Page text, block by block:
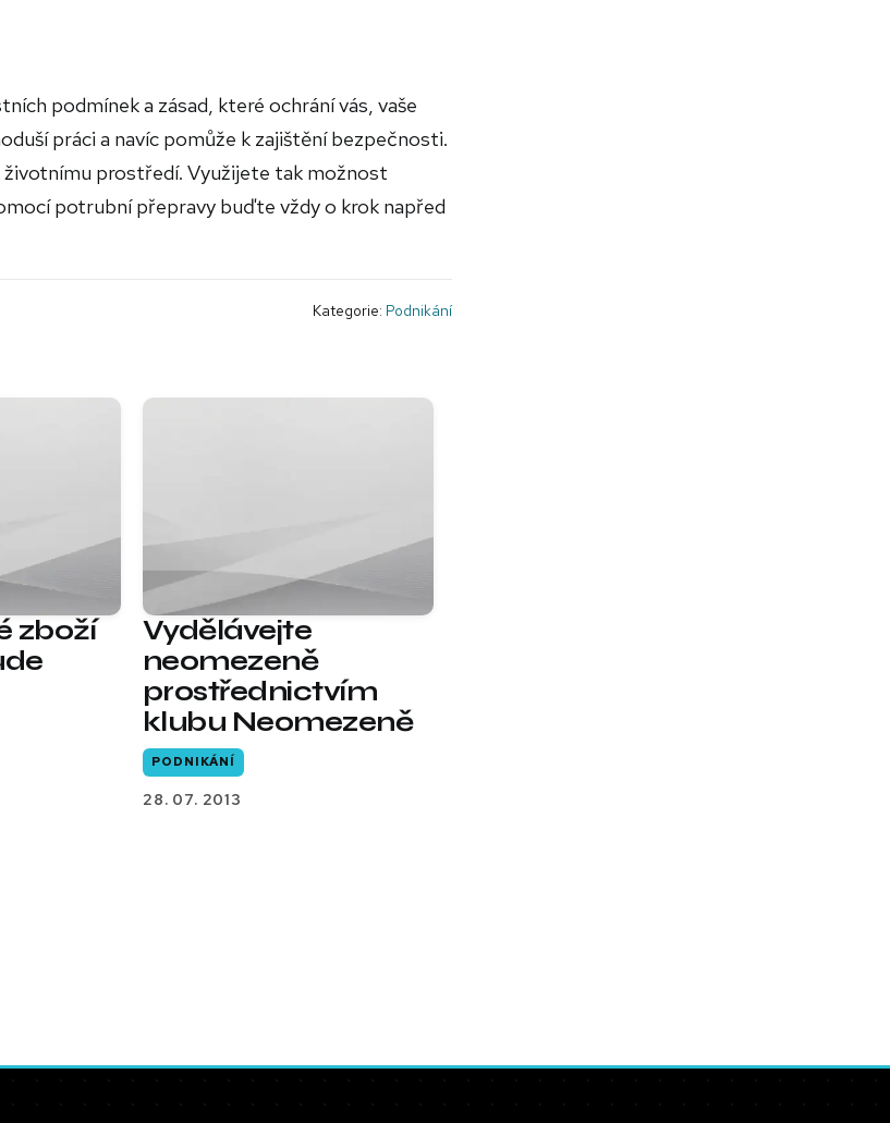
podmínek a zásad, které ochrání vás, vaše
práci a navíc pomůže k zajištění bezpečnosti.
životnímu prostředí. Využijete tak možnost
potrubní přepravy buďte vždy o krok napřed
Kategorie: Podnikání
zboží
Vydělávejte
neomezeně
prostřednictvím
klubu Neomezeně
PODNIKÁNÍ
28. 07. 2013